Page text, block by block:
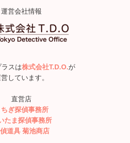
運営会社情報
スは株式会社T.D.O.が
しています。
直営店
ちぎ探偵事務所
たま探偵事務所
道具 菊池商店